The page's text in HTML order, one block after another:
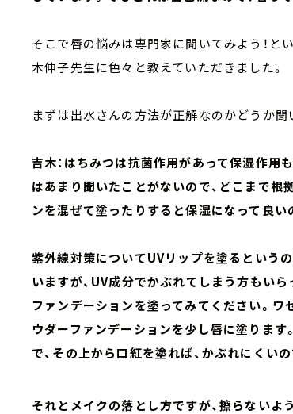
そこで唇の悩みは専門家に聞いてみよう！
木伸子先生に色々と教えていただきました。
まずは出水さんの方法が正解なのかどうか
吉木：はちみつは抗菌作用があって保湿作用
はあまり聞いたことがないので、どこまで根
ンを混ぜて塗ったりすると保湿になって良い
紫外線対策についてUVリップを塗るという
いますが、UV成分でかぶれてしまう方もい
ファンデーションを塗ってみてください。
ウダーファンデーションを少し唇に塗りま
で、その上から口紅を塗れば、かぶれにくい
それとメイクの落とし方ですが、擦らないよ